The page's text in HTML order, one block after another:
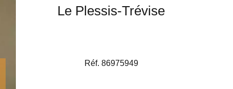
Le Plessis-Trévise
Réf. 86975949